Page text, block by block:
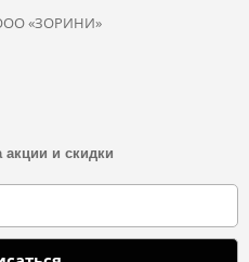
«ЗОРИНИ»
и скидки